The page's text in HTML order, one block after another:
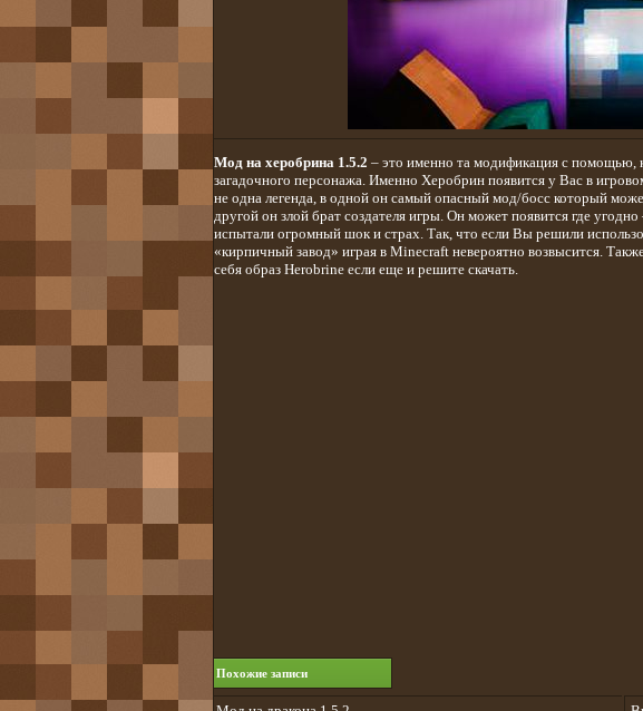
Мод на херобрина 1.5.2 – это именно та модификация с помощью,
загадочного персонажа. Именно Херобрин появится у Вас в
не одна легенда, в одной он самый опасный мод/босс который
другой он злой брат создателя игры. Он может появится где
испытали огромный шок и страх. Так, что если Вы решили
«кирпичный завод» играя в Minecraft невероятно возвысится.
себя образ Herobrine если еще и решите скачать.
Похожие записи